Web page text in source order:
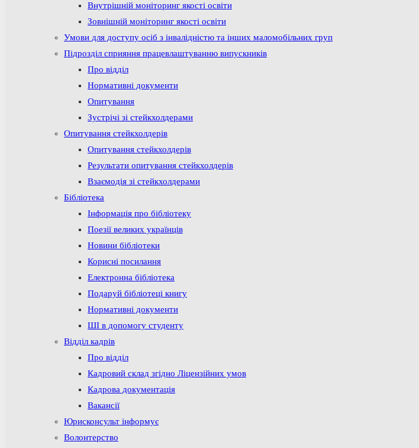
Внутрішній моніторинг якості освіти
Зовнішній моніторинг якості освіти
Умови для доступу осіб з інвалідністю та інших маломобільних груп
Підрозділ сприяння працевлаштуванню випускників
Про відділ
Нормативні документи
Опитування
Зустрічі зі стейкхолдерами
Опитування стейкхолдерів
Опитування стейкхолдерів
Результати опитування стейкхолдерів
Взаємодія зі стейкхолдерами
Бібліотека
Інформація про бібліотеку
Поезії великих українців
Новини бібліотеки
Корисні посилання
Електронна бібліотека
Подаруй бібліотеці книгу
Нормативні документи
ШІ в допомогу студенту
Відділ кадрів
Про відділ
Кадровий склад згідно Ліцензійних умов
Кадрова документація
Вакансії
Юрисконсульт інформує
Волонтерство